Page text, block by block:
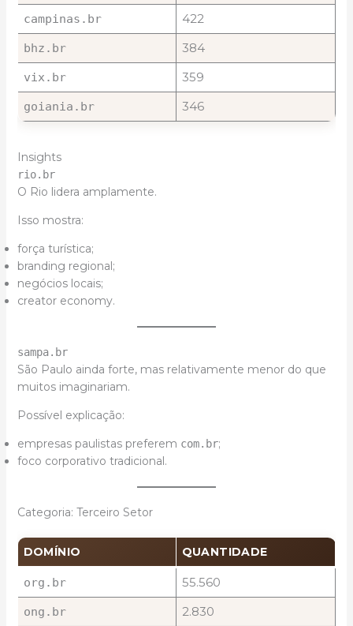
campinas.br 422
bhz.br 384
vix.br 359
goiania.br 346
Insights
rio.br
O Rio lidera amplamente.
Isso mostra:
força turística;
branding regional;
negócios locais;
creator economy.
sampa.br
São Paulo ainda forte, mas relativamente menor do que
muitos imaginariam.
Possível explicação:
empresas paulistas preferem com.br;
foco corporativo tradicional.
Categoria: Terceiro Setor
DOMÍNIO QUANTIDADE
org.br 55.560
ong.br 2.830